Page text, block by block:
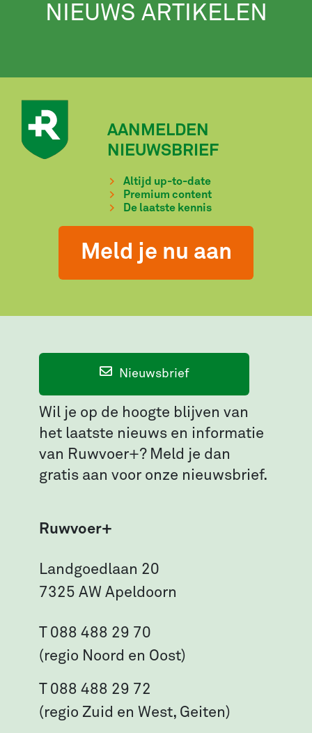
NIEUWS ARTIKELEN
AANMELDEN
NIEUWSBRIEF
Altijd up-to-date
Premium content
De laatste kennis
Meld je nu aan
Nieuwsbrief
Wil je op de hoogte blijven van
het laatste nieuws en informatie
van Ruwvoer+? Meld je dan
gratis aan voor onze nieuwsbrief.
Ruwvoer+
Landgoedlaan 20
7325 AW Apeldoorn
T 088 488 29 70
(regio Noord en Oost)
T 088 488 29 72
(regio Zuid en West, Geiten)